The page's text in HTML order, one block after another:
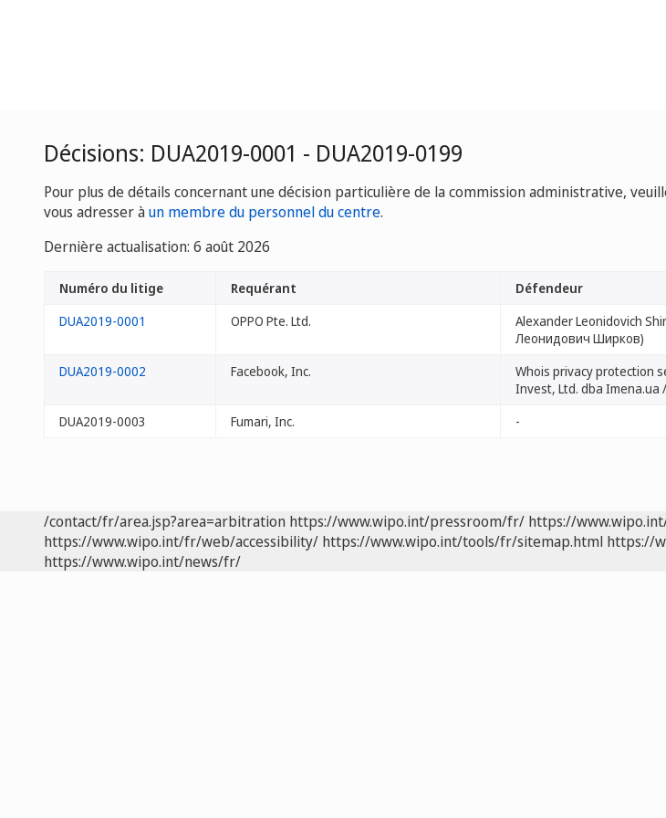
Décisions: DUA2019-0001 - DUA2019-0199
Pour plus de détails concernant une décision particulière de la commission administrative,
vous adresser àun membre du personnel du centre.
Dernière actualisation: 6 août 2026
Numéro du litige Requérant Défendeur
DUA2019-0001
OPPO Pte. Ltd.
Alexander Leonidovich
Леонидович Ширков)
DUA2019-0002 Facebook, Inc.
Whois privacy protection
Invest, Ltd. dba Imena.ua
DUA2019-0003 Fumari, Inc. -
/contact/fr/area.jsp?area=arbitration https://www.wipo.int/pressroom/fr/ https://
https://www.wipo.int/fr/web/accessibility/ https://www.wipo.int/tools/fr/sitemap.html https://
https://www.wipo.int/news/fr/